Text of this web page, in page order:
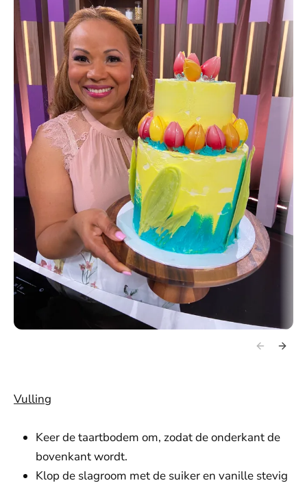
Vulling
Keer de taartbodem om, zodat de onderkant de
bovenkant wordt.
Klop de slagroom met de suiker en vanille stevig